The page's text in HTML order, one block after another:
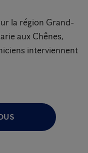
la région Grand-
aux Chênes,
interviennent